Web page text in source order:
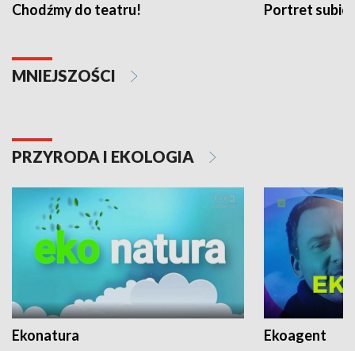
Chodźmy do teatru! Portret
MNIEJSZOŚCI
PRZYRODA I EKOLOGIA
Ekonatura Ekoagent